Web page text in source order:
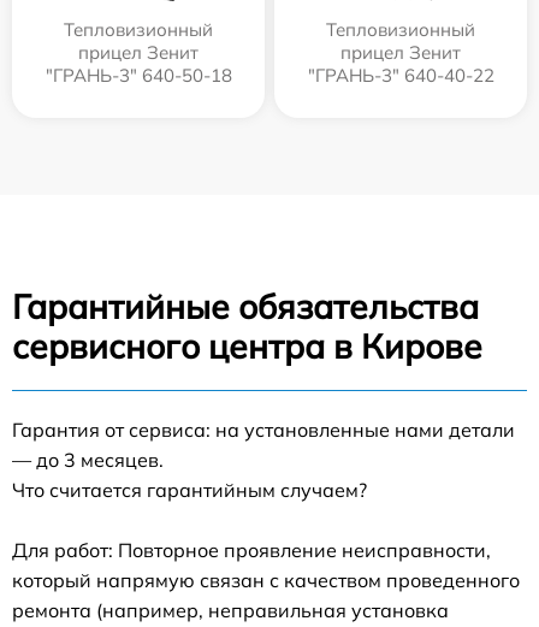
Тепловизионный
прицел Зенит
"ГРАНЬ-3" 640-50-18
Тепловизионный
прицел Зенит
"ГРАНЬ-3" 640-40-22
Гарантийные обязательства
сервисного центра в Кирове
Гарантия от сервиса: на установленные нами детали
— до 3 месяцев.
Что считается гарантийным случаем?
Для работ: Повторное проявление неисправности,
который напрямую связан с качеством проведенного
ремонта (например, неправильная установка